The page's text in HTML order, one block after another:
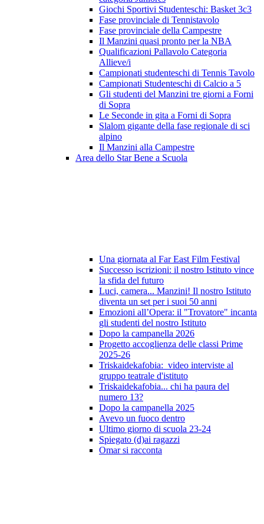
Giochi Sportivi Studenteschi: Basket 3c3
Fase provinciale di Tennistavolo
Fase provinciale della Campestre
Il Manzini quasi pronto per la NBA
Qualificazioni Pallavolo Categoria
Allieve/i
Campionati studenteschi di Tennis Tavolo
Campionati Studenteschi di Calcio a 5
Gli studenti del Manzini tre giorni a Forni
di Sopra
Le Seconde in gita a Forni di Sopra
Slalom gigante della fase regionale di sci
alpino
Il Manzini alla Campestre
Area dello Star Bene a Scuola
Una giornata al Far East Film Festival
Successo iscrizioni: il nostro Istituto vince
la sfida del futuro
Luci, camera... Manzini! Il nostro Istituto
diventa un set per i suoi 50 anni
Emozioni all’Opera: il "Trovatore" incanta
gli studenti del nostro Istituto
Dopo la campanella 2026
Progetto accoglienza delle classi Prime
2025-26
Triskaidekafobia: video interviste al
gruppo teatrale d'istituto
Triskaidekafobia... chi ha paura del
numero 13?
Dopo la campanella 2025
Avevo un fuoco dentro
Ultimo giorno di scuola 23-24
Spiegato (d)ai ragazzi
Omar si racconta